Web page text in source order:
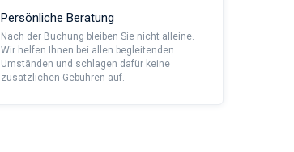
Persönliche Beratung
Nach der Buchung bleiben Sie nicht alleine.
Wir helfen Ihnen bei allen begleitenden
Umständen und schlagen dafür keine
zusätzlichen Gebühren auf.